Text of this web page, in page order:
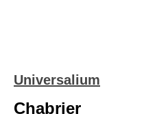
Universalium
Chabrier